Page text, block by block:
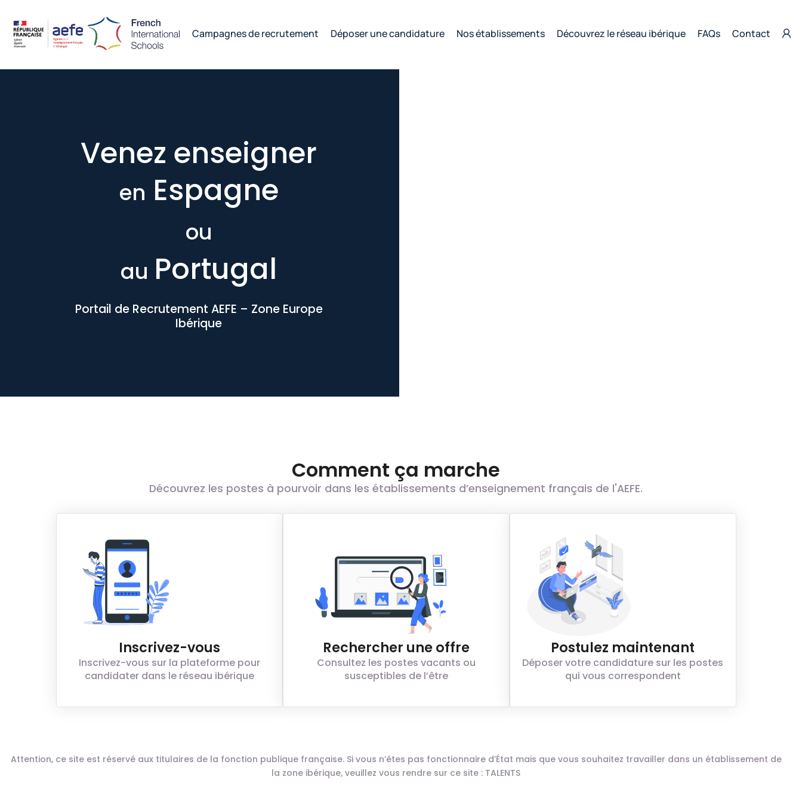
Campagnes de recrutement Déposer une candidature Nos établissements Découvrez le réseau ibérique FAQs Contact
Venez enseigner
en Espagne
ou
au Portugal
Portail de Recrutement AEFE – Zone Europe
Ibérique
Comment ça marche
Découvrez les postes à pourvoir dans les établissements d’enseignement français de l'AEFE.
Inscrivez-vous
Inscrivez-vous sur la plateforme pour
candidater dans le réseau ibérique
Rechercher une offre
Consultez les postes vacants ou
susceptibles de l’être
Postulez maintenant
Déposer votre candidature sur les postes
qui vous correspondent
Attention, ce site est réservé aux titulaires de la fonction publique française. Si vous n’êtes pas fonctionnaire d’État mais que vous souhaitez travailler dans un établissement de
la zone ibérique, veuillez vous rendre sur ce site : TALENTS